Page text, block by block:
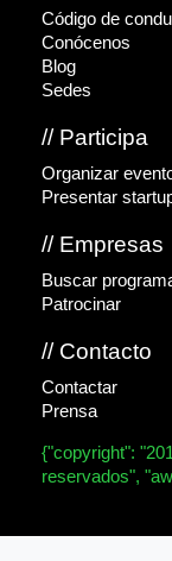
Código de
Conócenos
Blog
Sedes
// Participa
Organizar
Presentar
// Empresas
Buscar
Patrocinar
// Contacto
Contactar
Prensa
{"copyright":
reservados",